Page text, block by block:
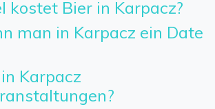
kostet Bier in Karpacz?
man in Karpacz ein Date
Karpacz